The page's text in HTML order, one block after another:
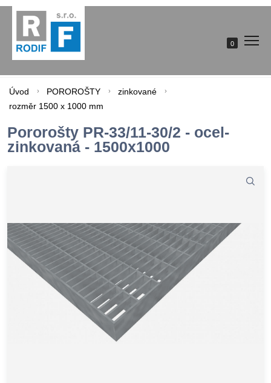
0
Úvod POROROŠTY
zinkované
rozměr 1500 x 1000 mm
Pororošty PR-33/11-30/2 - ocel-
zinkovaná - 1500x1000